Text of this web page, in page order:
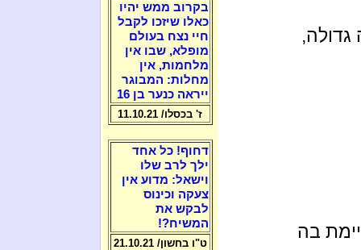
בה
בקרוב ממש יהיו
כאלו שיזכו לקבל
חיי נצח בעולם
מופלא, שבו אין
מלחמות, אין
מחלות: המבוגר
ייראה כנער בן 16
ז' בכסלו/ 11.10.21
דחוף! כל אחד
ילך לרב שלו
וישאל: מדוע אין
צעקה וכינוס
לבקש את
המשיח?!
ט"ו בחשון/ 21.10.21